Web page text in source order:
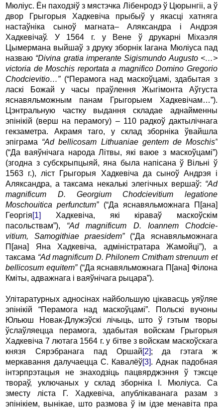
Мюліус. Ён паходзіў з мястэчка Лібенродэ ў Цюрынгіі, а ў
двор Грыгорыя Хадкевіча прыбыў у якасці хатняга
настаўніка сыноў магната– Аляксандра і Андрэя
Хадкевічаў. У 1564 г. у Вене ў друкарні Міхаэля
Цымермана выйшаў з друку зборнік Іагана Мюліуса пад
назваю “Divina gratia imperante Sigismundo Augusto <…>
victoria de Moschis reportata a magnifico Domino Gregorio
Chоdcievitio…” (“Перамога над маскоўцамі, здабытая з
ласкі Божай у часы праўлення Жыгімонта Аўгуста
яснавяльможным панам Грыгорыем Хадкевічам…”).
Цэнтральную частку выдання складае аднайменны
эпінікій (верш на перамогу) – 110 радкоў дактылічнага
гекзаметра. Акрамя таго, у склад зборніка ўвайшла
эпіграма “Ad bellicosam Lithuaniae gentem de Moschis”
(“Да ваяўнічага народа Літвы, які ваюе з маскоўцамі”)
(згодна з субскрыпцыяй, яна была напісана ў Вільні ў
1563 г.), ліст Грыгорыя Хадкевіча да сыноў Андрэя і
Аляксандра, а таксама некалькі элегічных вершаў: “Ad
magnificum D. Georgium Chodcievitium legatione
Moschouitica perfunctum” (“Да яснавяльможнага П[ана]
Георгія[1]
Хадкевіча, які кіраваў маскоўскім
пасольствам”), “Ad magnificum D. Ioannem Chodcie-
vitium, Samogithiae praesidem” (“Да яснавяльможнага
П[ана] Яна Хадкевіча, адміністратара Жамойці”), а
таксама “Ad magnificum D. Philonem Cmitham strenuum et
bellicosum equitem” (“Да яснавяльможнага П[ана] Філона
Кміты, адважнага і ваяўнічага рыцара”).
Улітаратурных адносінах найбольшую цікавасць уяўляе
эпінікій “Перамога над маскоўцамі”. Польскі вучоны
Юльюш Новак-Длужэўскі лічыць, што ў гэтым творы
ўслаўляецца перамога, здабытая войскам Грыгорыя
Хадкевіча 7 лютага 1564 г. у бітве з войскам маскоўскага
князя Сярэбранага пад Оршай[2]; да гэтага ж
меркавання далучаецца С. Кавалёў[3]. Аднак падобная
інтэрпрэтацыя не знаходзіць пацвярджэння ў тэксце
твораў, уключаных у склад зборніка І. Мюліуса. Са
зместу ліста Г. Хадкевіча, апублікаванага разам з
эпінікіем, вынікае, што размова ў ім ідзе менавіта пра